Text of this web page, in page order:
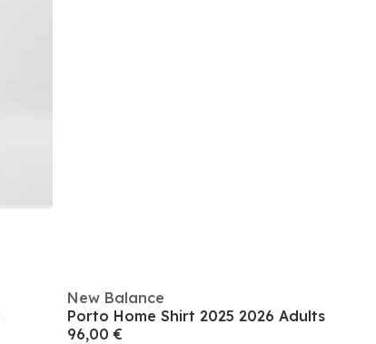
New Balance
Porto Home Shirt 2025 2026 Adults
96,00 €